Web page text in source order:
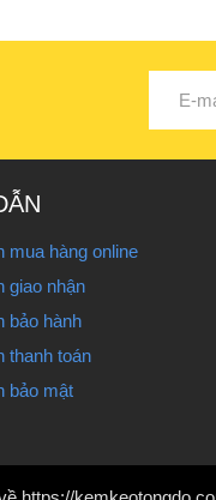
mua hàng online
giao nhận
bảo hành
thanh toán
bảo mật